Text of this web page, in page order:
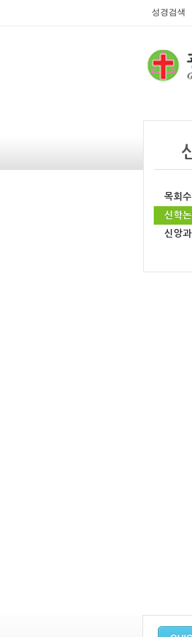
성경검색
목회
신학
신앙